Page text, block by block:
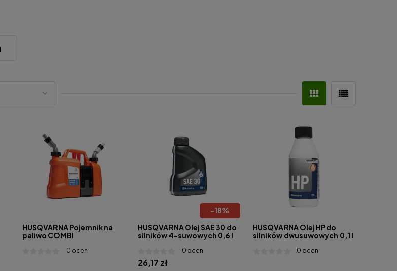
HUSQVARNA Pojemnik na
paliwo COMBI
0 ocen
-18%
HUSQVARNA Olej SAE 30 do
silników 4-suwowych 0,6 l
0 ocen
26,17 zł
HUSQVARNA Olej HP do
silników dwusuwowych 0,1 l
0 ocen